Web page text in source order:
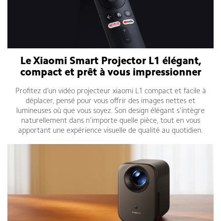
Le Xiaomi Smart Projector L1 élégant,
compact et prêt à vous impressionner
Profitez d’un vidéo projecteur xiaomi L1 compact et facile à
déplacer, pensé pour vous offrir des images nettes et
lumineuses où que vous soyez. Son design élégant s’intègre
naturellement dans n’importe quelle pièce, tout en vous
apportant une expérience visuelle de qualité au quotidien.